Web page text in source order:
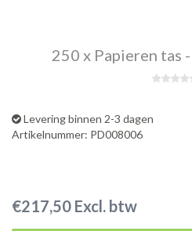
250 x Papieren tas
Levering binnen 2-3 dagen
Artikelnummer: PD008006
€217,50 Excl. btw